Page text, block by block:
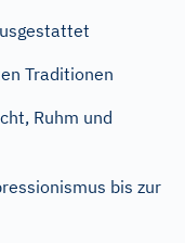
Traditionen
Ruhm und
bis zur